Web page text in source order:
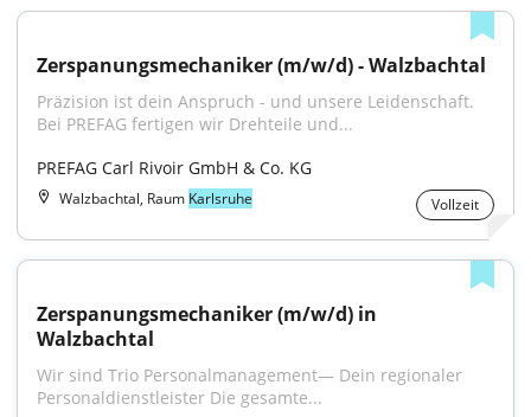
Zerspanungsmechaniker (m/w/d) - Walzbachtal
Präzision ist dein Anspruch - und unsere Leidenschaft.
Bei PREFAG fertigen wir Drehteile und...
PREFAG Carl Rivoir GmbH & Co. KG
Walzbachtal, Raum Karlsruhe Vollzeit
Zerspanungsmechaniker (m/w/d) in
Walzbachtal
Wir sind Trio Personalmanagement— Dein regionaler
Personaldienstleister Die gesamte...